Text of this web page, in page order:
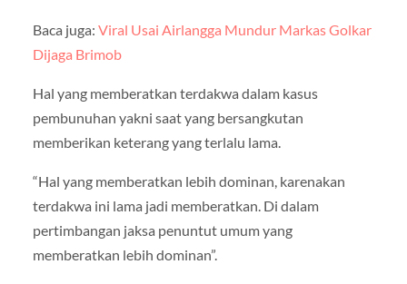
Baca juga: Viral Usai Airlangga Mundur Markas Golkar
Dijaga Brimob
Hal yang memberatkan terdakwa dalam kasus
pembunuhan yakni saat yang bersangkutan
memberikan keterang yang terlalu lama.
“Hal yang memberatkan lebih dominan, karenakan
terdakwa ini lama jadi memberatkan. Di dalam
pertimbangan jaksa penuntut umum yang
memberatkan lebih dominan”.